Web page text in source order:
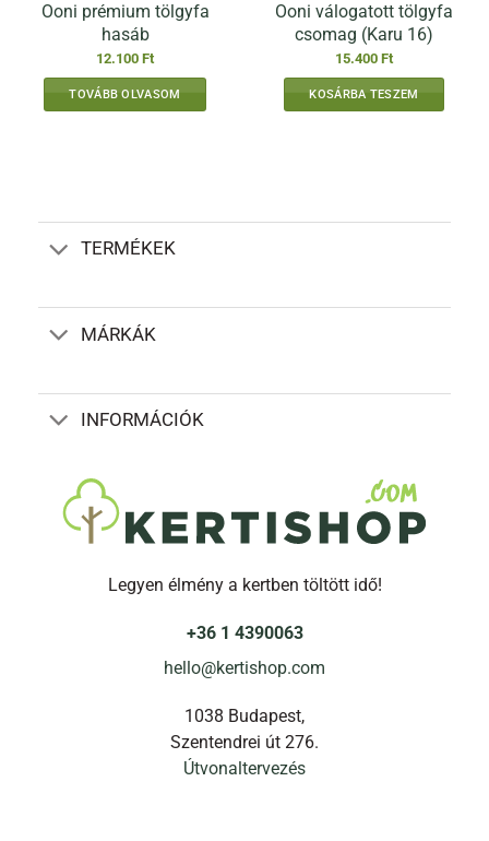
Ooni prémium tölgyfa
hasáb
12.100 Ft
TOVÁBB OLVASOM
Ooni válogatott tölgyfa
csomag (Karu 16)
15.400 Ft
KOSÁRBA TESZEM
TERMÉKEK
MÁRKÁK
INFORMÁCIÓK
Legyen élmény a kertben töltött idő!
+36 1 4390063
hello@kertishop.com
1038 Budapest,
Szentendrei út 276.
Útvonaltervezés